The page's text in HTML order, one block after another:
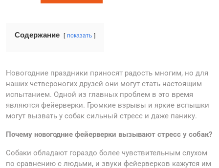
Содержание показать
Новогодние праздники приносят радость многим, но для
наших четвероногих друзей они могут стать настоящим
испытанием. Одной из главных проблем в это время
являются фейерверки. Громкие взрывы и яркие вспышки
могут вызвать у собак сильный стресс и даже панику.
Почему новогодние фейерверки вызывают стресс у собак?
Собаки обладают гораздо более чувствительным слухом
по сравнению с людьми, и звуки фейерверков кажутся им